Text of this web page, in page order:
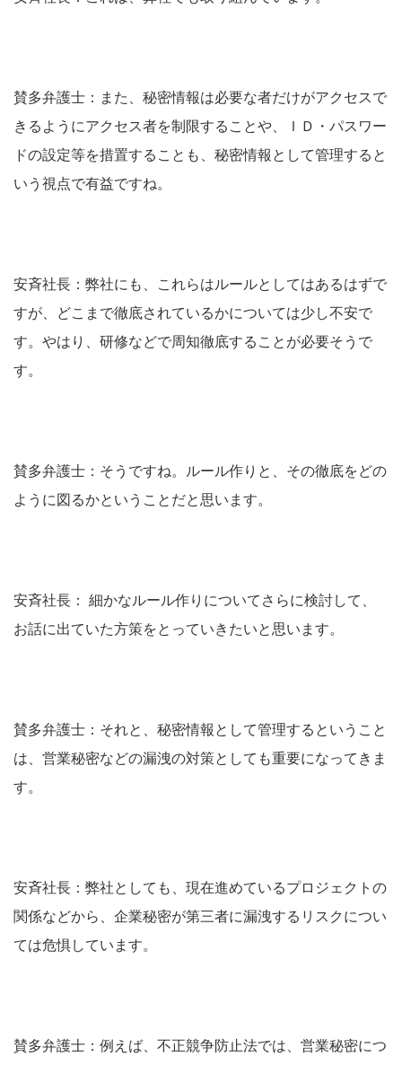
賛多弁護士：また、秘密情報は必要な者だけがアクセスで
きるようにアクセス者を制限することや、
ＩＤ・パスワー
ドの設定等を措置すること も、秘密情報として管理すると
いう視点で有益ですね。
安斉社長：弊社にも、これらはルールとしてはあるはずで
すが、どこまで徹底されているかについては少し不安で
す。やはり、研修などで周知徹底することが必要そうで
す。
賛多弁護士：そうですね。ルール作りと、その徹底をどの
ように図るかということだと思います。
安斉社長： 細かなルール作りについてさらに検討して、
お話に出ていた方策をとっていきたいと思います。
賛多弁護士：それと、秘密情報として管理するということ
は、営業秘密などの漏洩の対策としても重要になってきま
す。
安斉社長：弊社としても、現在進めているプロジェクトの
関係などから、企業秘密が第三者に漏洩するリスクについ
ては危惧しています。
賛多弁護士：例えば、不正競争防止法では、営業秘密につ